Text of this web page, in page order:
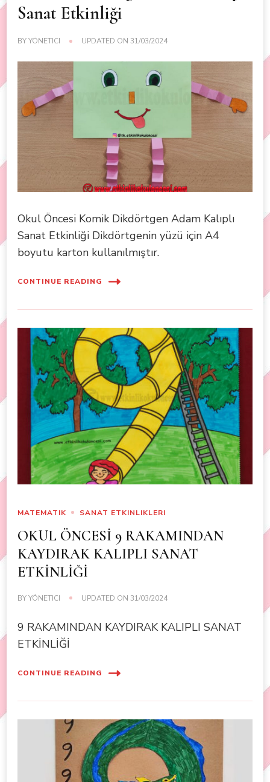
Sanat Etkinliği
BYYÖNETICI UPDATED ON 31/03/2024
Okul Öncesi Komik Dikdörtgen Adam Kalıplı
Sanat Etkinliği Dikdörtgenin yüzü için A4
boyutu karton kullanılmıştır.
CONTINUE READING
MATEMATIK SANAT ETKINLIKLERI
OKUL ÖNCESİ 9 RAKAMINDAN
KAYDIRAK KALIPLI SANAT
ETKİNLİĞİ
BYYÖNETICI UPDATED ON 31/03/2024
9 RAKAMINDAN KAYDIRAK KALIPLI SANAT
ETKİNLİĞİ
CONTINUE READING